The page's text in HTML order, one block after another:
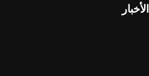
الأخبار